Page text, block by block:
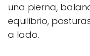
una pierna,
equilibrio,
a lado.